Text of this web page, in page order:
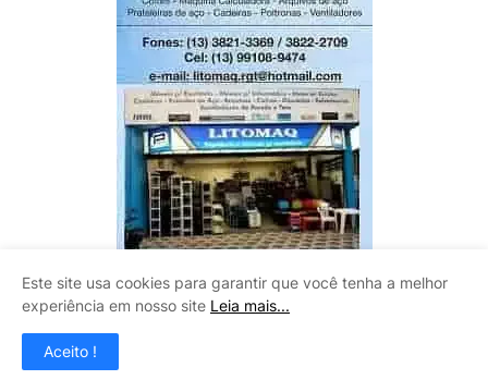
CLAUDINEY VIDROS
Este site usa cookies para garantir que você tenha a melhor
experiência em nosso site Leia mais...
Aceito !